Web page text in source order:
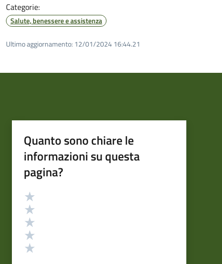
Categorie:
Salute, benessere e assistenza
Ultimo aggiornamento: 12/01/2024 16:44.21
Quanto sono chiare le
informazioni su questa
pagina?
Valutazione